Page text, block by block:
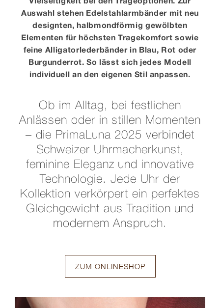
Auswahl stehen Edelstahl­armbänder mit neu
designten, halbmond­förmig gewölbten
Elementen für höchsten Trage­komfort sowie
feine Alligator­lederbänder in Blau, Rot oder
Burgunderrot. So lässt sich jedes Modell
individuell an den eigenen Stil anpassen.
Ob im Alltag, bei festlichen
Anlässen oder in stillen Momenten
– die PrimaLuna 2025 verbindet
Schweizer Uhrmacherkunst,
feminine Eleganz und innovative
Technologie. Jede Uhr der
Kollektion verkörpert ein perfektes
Gleichgewicht aus Tradition und
modernem Anspruch.
ZUM ONLINESHOP